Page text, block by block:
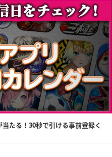
たる！30秒で引ける事前登録く